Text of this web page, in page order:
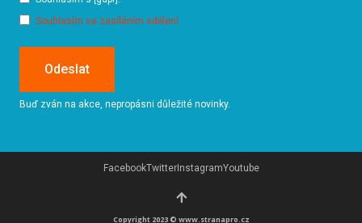
Souhlasím se zasíláním sdělení
Odeslat
Buď zván na akce, nepropásni důležité novinky.
Copyright 2023 © www.stranapro.cz
FacebookTwitterInstagramYoutube